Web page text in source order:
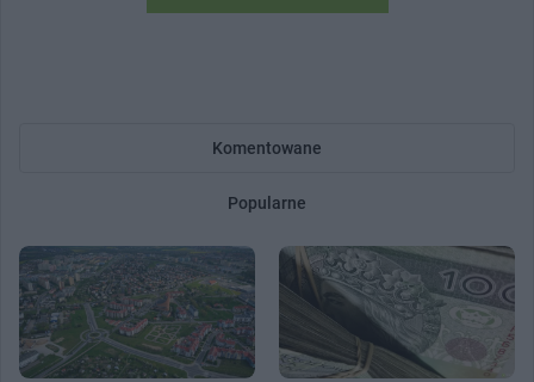
Komentowane
Popularne